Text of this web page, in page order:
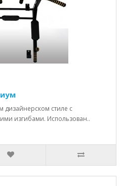
дизайнерском стиле с
изгибами. Использован..